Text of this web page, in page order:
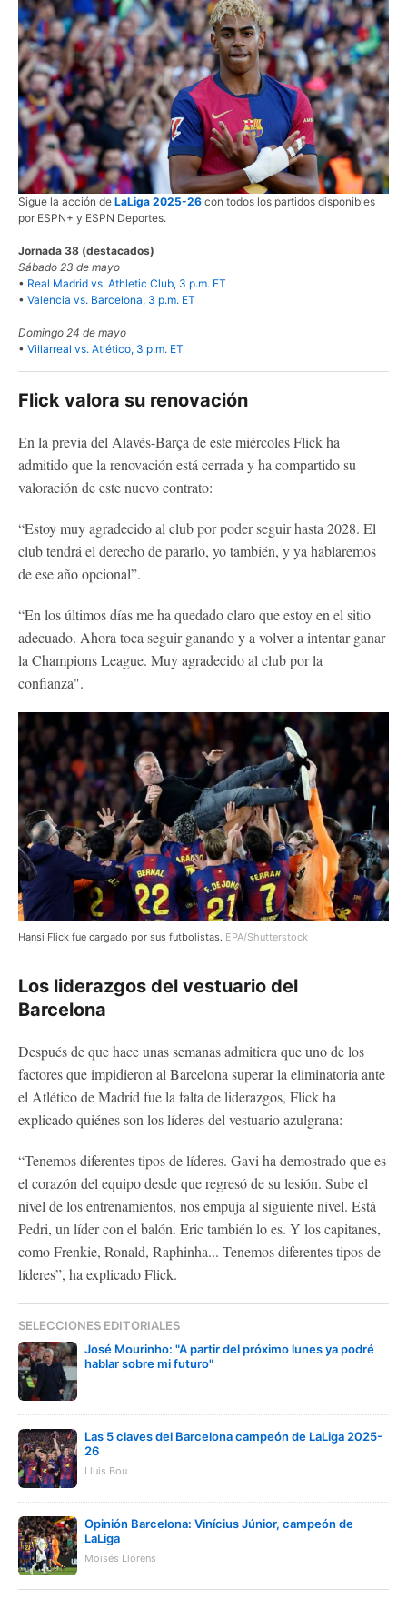
Sigue la acción de LaLiga 2025-26 con todos los partidos disponibles
por ESPN+ y ESPN Deportes.
Jornada 38 (destacados)
Sábado 23 de mayo
• Real Madrid vs. Athletic Club, 3 p.m. ET
• Valencia vs. Barcelona, 3 p.m. ET
Domingo 24 de mayo
• Villarreal vs. Atlético, 3 p.m. ET
Flick valora su renovación
En la previa del Alavés-Barça de este miércoles Flick ha
admitido que la renovación está cerrada y ha compartido su
valoración de este nuevo contrato:
“Estoy muy agradecido al club por poder seguir hasta 2028. El
club tendrá el derecho de pararlo, yo también, y ya hablaremos
de ese año opcional”.
“En los últimos días me ha quedado claro que estoy en el sitio
adecuado. Ahora toca seguir ganando y a volver a intentar ganar
la Champions League. Muy agradecido al club por la
confianza".
Hansi Flick fue cargado por sus futbolistas. EPA/Shutterstock
Los liderazgos del vestuario del
Barcelona
Después de que hace unas semanas admitiera que uno de los
factores que impidieron al Barcelona superar la eliminatoria ante
el Atlético de Madrid fue la falta de liderazgos, Flick ha
explicado quiénes son los líderes del vestuario azulgrana:
“Tenemos diferentes tipos de líderes. Gavi ha demostrado que es
el corazón del equipo desde que regresó de su lesión. Sube el
nivel de los entrenamientos, nos empuja al siguiente nivel. Está
Pedri, un líder con el balón. Eric también lo es. Y los capitanes,
como Frenkie, Ronald, Raphinha... Tenemos diferentes tipos de
líderes”, ha explicado Flick.
SELECCIONES EDITORIALES
José Mourinho: "A partir del próximo lunes ya podré
hablar sobre mi futuro"
Las 5 claves del Barcelona campeón de LaLiga 2025-
26
Lluis Bou
Opinión Barcelona: Vinícius Júnior, campeón de
LaLiga
Moisés Llorens